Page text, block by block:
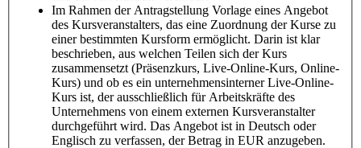
Im Rahmen der Antragstellung Vorlage eines Angebot
des Kursveranstalters, das eine Zuordnung der Kurse zu
einer bestimmten Kursform ermöglicht. Darin ist klar
beschrieben, aus welchen Teilen sich der Kurs
zusammensetzt (Präsenzkurs, Live-Online-Kurs, Online-
Kurs) und ob es ein unternehmensinterner Live-Online-
Kurs ist, der ausschließlich für Arbeitskräfte des
Unternehmens von einem externen Kursveranstalter
durchgeführt wird. Das Angebot ist in Deutsch oder
Englisch zu verfassen, der Betrag in EUR anzugeben.